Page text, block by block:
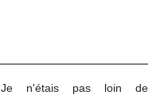
Je n'étais pas loin de